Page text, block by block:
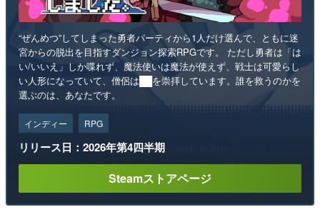
“ぜんめつ”してしまった勇者パーティから1人だけ選んで、ともに迷
宮からの脱出を目指すダンジョン探索RPGです。 ただし勇者は「は
い/いいえ」しか喋れず、魔法使いは魔法が使えず、戦士は可愛らし
い人形になっていて、僧侶は██を崇拝しています。誰を救うのかを
選ぶのは、あなたです。
インディー RPG
リリース日：2026年第4四半期
Steamストアページ